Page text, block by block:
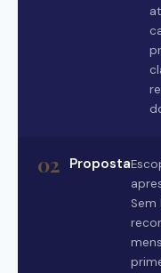
02 Proposta